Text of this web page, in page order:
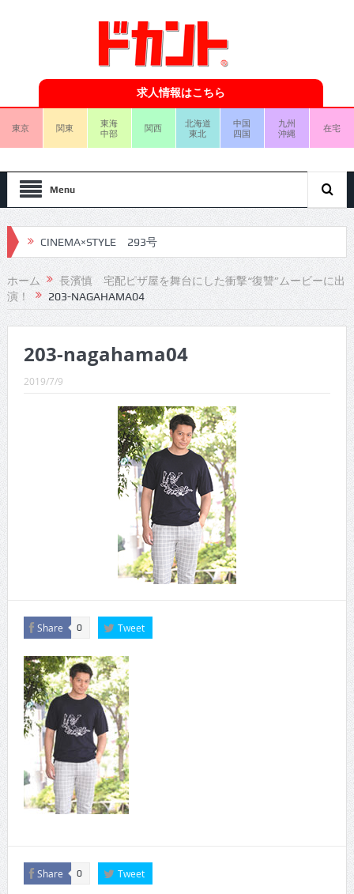
求人情報はこちら
東京 関東
東海
中部
関西
北海道
東北
中国
四国
九州
沖縄
在宅
Menu
CINEMA×STYLE 293号
CINEMA×STYLE 292号
CINEMA×STYLE 291号
CINEMA×STYLE 289号
CINEMA×STYLE 287号
CINEMA×STYLE 286号
CINEMA×STYLE 285号
CINEMA×STYLE 294号
ホーム
長濱慎 宅配ピザ屋を舞台にした衝撃“復讐”ムービーに出
演！
203-NAGAHAMA04
203-nagahama04
2019/7/9
Share 0 Tweet
Share 0 Tweet